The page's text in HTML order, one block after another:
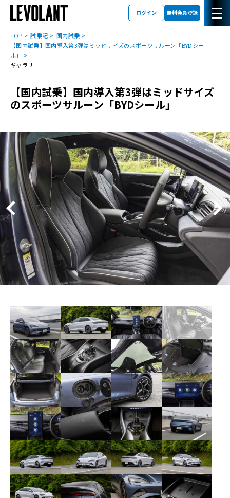
ログイン 無料会員登録
TOP 試乗記
国内試乗
【国内試乗】国内導入第3弾はミッドサイズのスポーツサルーン「BYDシー
ル」
ギャラリー
【国内試乗】国内導入第3弾はミッドサイズ
のスポーツサルーン「BYDシール」